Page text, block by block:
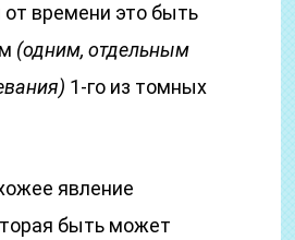
времени это быть
(одним, отдельным
1-го из томных
явление
быть может